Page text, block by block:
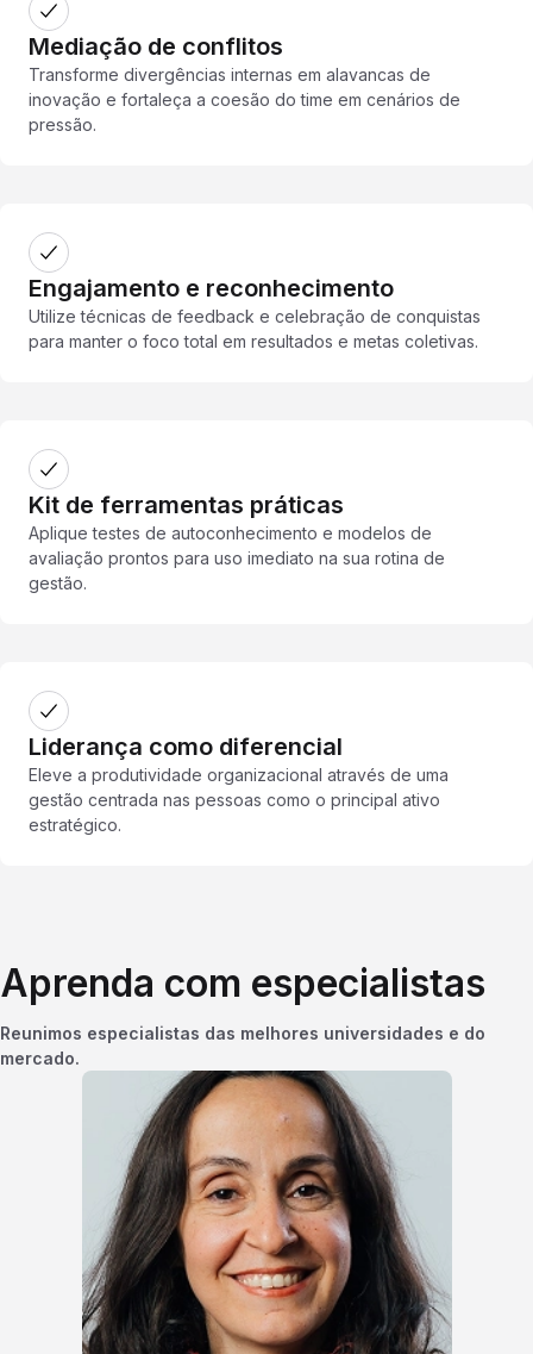
Mediação de conflitos
Transforme divergências internas em alavancas de
inovação e fortaleça a coesão do time em cenários de
pressão.
Engajamento e reconhecimento
Utilize técnicas de feedback e celebração de conquistas
para manter o foco total em resultados e metas coletivas.
Kit de ferramentas práticas
Aplique testes de autoconhecimento e modelos de
avaliação prontos para uso imediato na sua rotina de
gestão.
Liderança como diferencial
Eleve a produtividade organizacional através de uma
gestão centrada nas pessoas como o principal ativo
estratégico.
Aprenda com especialistas
Reunimos especialistas das melhores universidades e do
mercado.